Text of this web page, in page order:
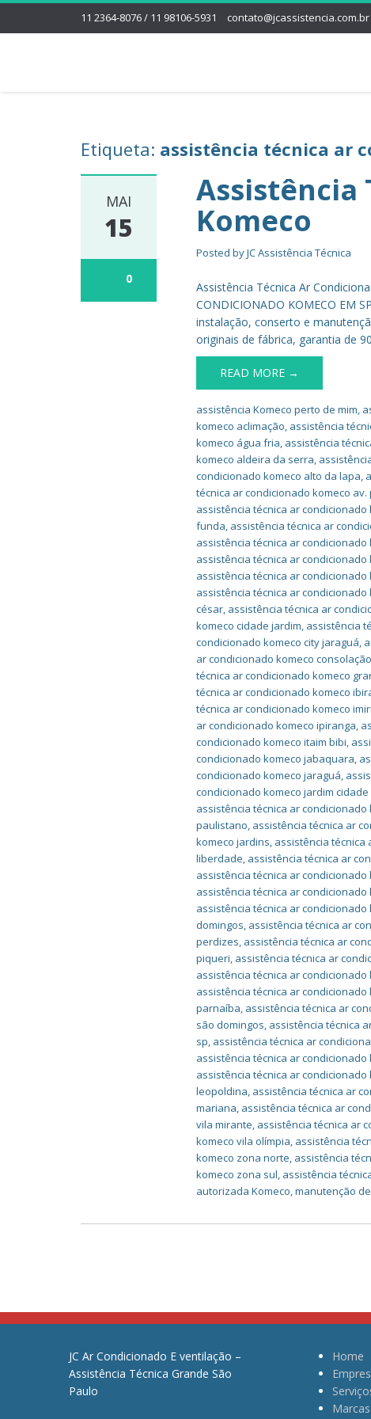
11 2364-8076 / 11 98106-5931 contato@jcassistencia.com.br
Etiqueta: assistência técnica ar
MAI
15
0
Assistência
Komeco
Posted byJC Assistência Técnica
Assistência Técnica Ar
CONDICIONADO KOMECO EM
instalação, conserto e
originais de fábrica, garantia de
READ MORE →
assistência Komeco perto de mim,
komeco aclimação, assistência
komeco água fria, assistência
komeco aldeira da serra,
condicionado komeco alto da lapa,
técnica ar condicionado komeco av.
assistência técnica ar
funda, assistência técnica ar
assistência técnica ar condicionado
assistência técnica ar condicionado
assistência técnica ar condicionado
assistência técnica ar condicionado
césar, assistência técnica ar
komeco cidade jardim, assistência
condicionado komeco city jaraguá,
ar condicionado komeco consolação
técnica ar condicionado komeco
técnica ar condicionado komeco
técnica ar condicionado komeco
ar condicionado komeco ipiranga,
condicionado komeco itaim bibi,
condicionado komeco jabaquara,
condicionado komeco jaraguá,
condicionado komeco jardim
assistência técnica ar
paulistano, assistência técnica ar
komeco jardins, assistência técnica
liberdade, assistência técnica ar
assistência técnica ar condicionado
assistência técnica ar condicionado
assistência técnica ar condicionado
domingos, assistência técnica ar
perdizes, assistência técnica ar
piqueri, assistência técnica ar
assistência técnica ar condicionado
assistência técnica ar
parnaíba, assistência técnica ar
são domingos, assistência técnica
sp, assistência técnica ar
assistência técnica ar condicionado
assistência técnica ar
leopoldina, assistência técnica ar
mariana, assistência técnica ar
vila mirante, assistência técnica ar
komeco vila olímpia, assistência
komeco zona norte, assistência
komeco zona sul, assistência
autorizada Komeco,manutenção
JC Ar Condicionado E ventilação –
Assistência Técnica Grande São
Paulo
Home
Marcas